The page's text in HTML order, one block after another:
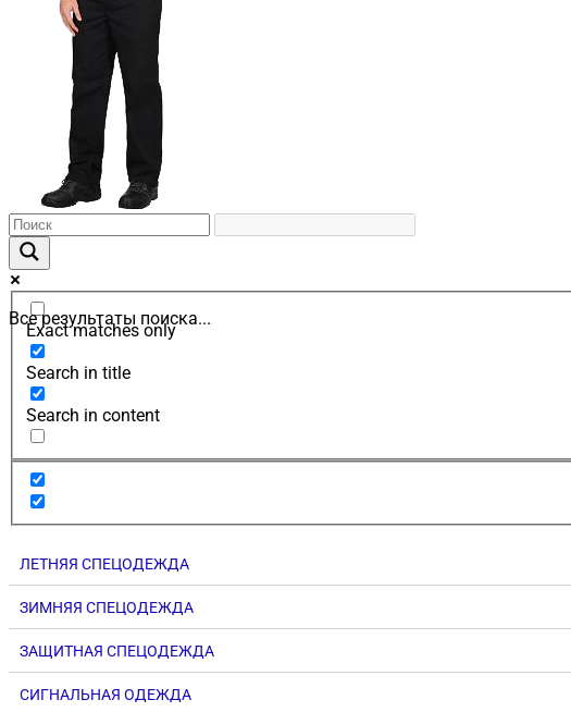
Все результаты поиска...
Exact matches only
Search in title
Search in content
ЛЕТНЯЯ СПЕЦОДЕЖДА
ЗИМНЯЯ СПЕЦОДЕЖДА
ЗАЩИТНАЯ СПЕЦОДЕЖДА
СИГНАЛЬНАЯ ОДЕЖДА